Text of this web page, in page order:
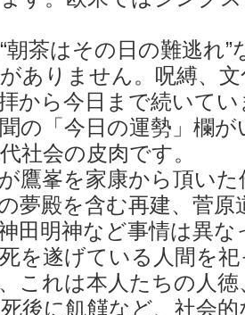
茶はその日の難逃れ”
ありません。呪縛、
から今日まで続いて
の「今日の運勢」欄が
社会の皮肉です。
鷹峯を家康から頂いた
夢殿を含む再建、菅原
田明神など事情は異な
を遂げている人間を
これは本人たちの人徳
後に飢饉など、社会